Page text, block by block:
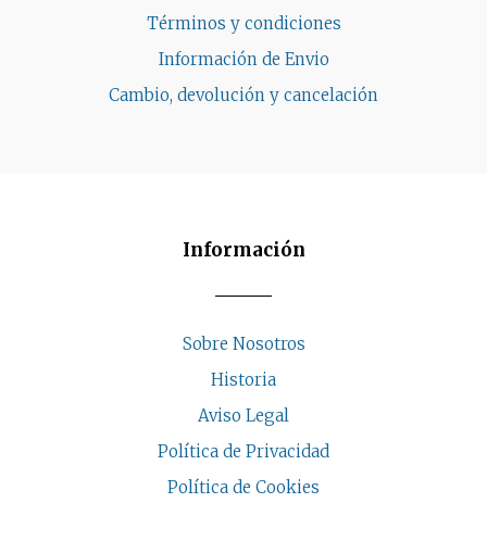
Términos y condiciones
Información de Envio
Cambio, devolución y cancelación
Información
Sobre Nosotros
Historia
Aviso Legal
Política de Privacidad
Política de Cookies